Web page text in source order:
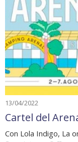
13/04/2022
Cartel del
Con Lola Indigo, La